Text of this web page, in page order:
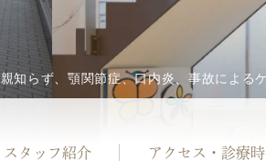
親知らず、顎関節症、口内炎、事故による
スタッフ紹介 アクセス・ 診療